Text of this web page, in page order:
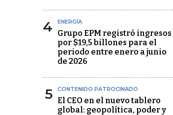
4 ENERGÍA
Grupo EPM registró ingresos
por $19,5 billones para el
periodo entre enero a junio
de 2026
5 CONTENIDO PATROCINADO
El CEO en el nuevo tablero
global: geopolítica, poder y